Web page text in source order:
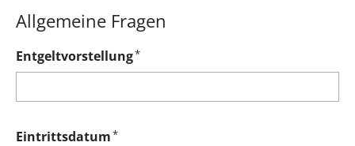
Allgemeine Fragen
Entgeltvorstellung*
Eintrittsdatum*